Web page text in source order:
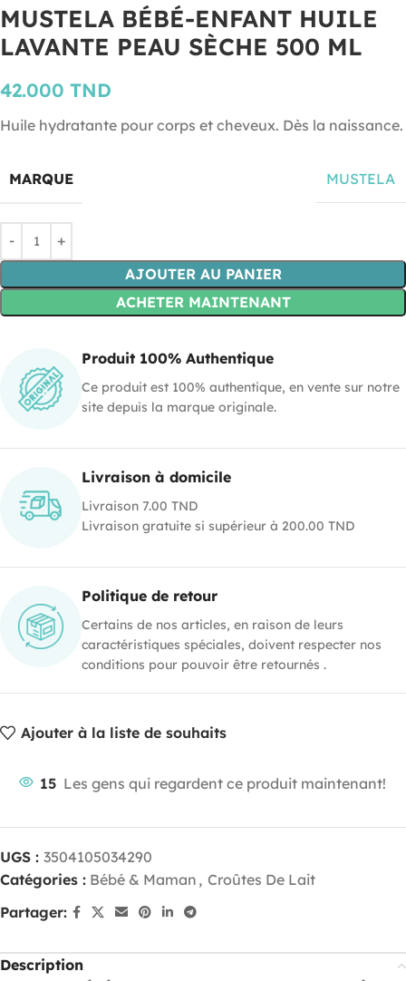
MUSTELA BÉBÉ-ENFANT HUILE
LAVANTE PEAU SÈCHE 500 ML
42.000 TND
Huile hydratante pour corps et cheveux. Dès la naissance.
MARQUE MUSTELA
AJOUTER AU PANIER
ACHETER MAINTENANT
Produit 100% Authentique
Ce produit est 100% authentique, en vente sur notre
site depuis la marque originale.
Livraison à domicile
Livraison 7.00 TND
Livraison gratuite si supérieur à 200.00 TND
Politique de retour
Certains de nos articles, en raison de leurs
caractéristiques spéciales, doivent respecter nos
conditions pour pouvoir être retournés .
Ajouter à la liste de souhaits
15 Les gens qui regardent ce produit maintenant!
UGS : 3504105034290
Catégories : Bébé & Maman , Croûtes De Lait
Partager:
Description